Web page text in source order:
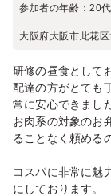
参加者の年齢：20
大阪府大阪市此花
研修の昼食として
配達の方がとても
常に安心できまし
お肉系の対象のお
ることなく頼める
コスパに非常に魅
にしております。